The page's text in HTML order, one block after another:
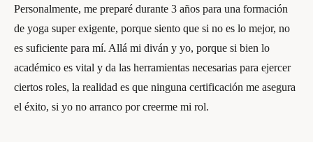
Personalmente, me preparé durante 3 años para una formación
de yoga super exigente, porque siento que si no es lo mejor, no
es suficiente para mí. Allá mi diván y yo, porque si bien lo
académico es vital y da las herramientas necesarias para ejercer
ciertos roles, la realidad es que ninguna certificación me asegura
el éxito, si yo no arranco por creerme mi rol.